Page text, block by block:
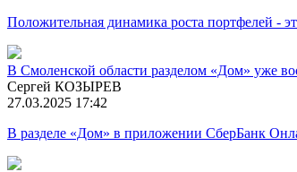
Положительная динамика роста портфелей -
В Смоленской области разделом «Дом» уже
Сергей КОЗЫРЕВ
27.03.2025 17:42
В разделе «Дом» в приложении СберБанк